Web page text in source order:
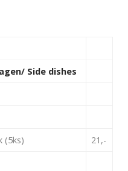
Side dishes
(5ks)
21,-